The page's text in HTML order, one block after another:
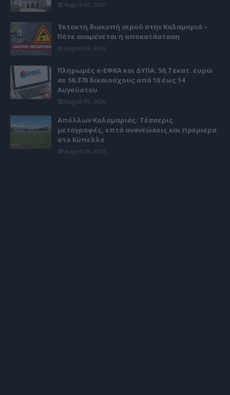
August 09, 2026
Έκτακτη διακοπή νερού στην Καλαμαριά –
Πότε αναμένεται η αποκατάσταση
August 09, 2026
Πληρωμές e-ΕΦΚΑ και ΔΥΠΑ: 56,7 εκατ. ευρώ
σε 58.370 δικαιούχους από 10 έως 14
Αυγούστου
August 09, 2026
Απόλλων Καλαμαριάς: Τέσσερις
μεταγραφές, επτά ανανεώσεις και πρεμιέρα
στο Κύπελλο
August 08, 2026